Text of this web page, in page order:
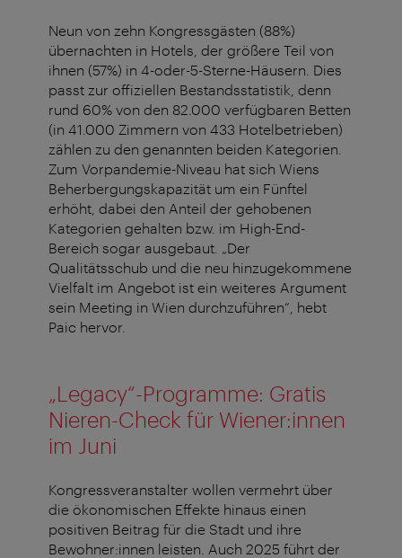
Neun von zehn Kongressgästen (88%)
übernachten in Hotels, der größere Teil von
ihnen (57%) in 4-oder-5-Sterne-Häusern. Dies
passt zur offiziellen Bestandsstatistik, denn
rund 60% von den 82.000 verfügbaren Betten
(in 41.000 Zimmern von 433 Hotelbetrieben)
zählen zu den genannten beiden Kategorien.
Zum Vorpandemie-Niveau hat sich Wiens
Beherbergungskapazität um ein Fünftel
erhöht, dabei den Anteil der gehobenen
Kategorien gehalten bzw. im High-End-
Bereich sogar ausgebaut. „Der
Qualitätsschub und die neu hinzugekommene
Vielfalt im Angebot ist ein weiteres Argument
sein Meeting in Wien durchzuführen“, hebt
Paic hervor.
„Legacy“-Programme: Gratis
Nieren-Check für Wiener:innen
im Juni
Kongressveranstalter wollen vermehrt über
die ökonomischen Effekte hinaus einen
positiven Beitrag für die Stadt und ihre
Bewohner:innen leisten. Auch 2025 führt der